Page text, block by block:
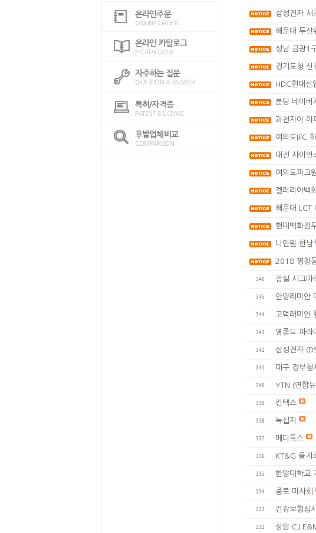
온라인주문
ONLINE ORDER
온라인 카탈로그
E-CATALOGUE
자주하는 질문
QUESTION & ANSWER
특허/자격증
PATENT & LICENSE
후발업체비교
COMPARISON
삼성전자 서
해운대 두산
성남 금광1
경기도청 신
HDC현대산
분당 네이버
과천자이 아
여의도IFC
대전 사이언
여의도파크
겔러리아백
해운대 LCT
현대백화점
나인원 한남
2018 평창
346 잠실 시그마
345 안양래미안
344 고덕래미안
343 영종도 파라
342 삼성전자
341 대구 정부청
340 YTN (연합
339 킨텍스
338 녹십자
337 메디톡스
336 KT&G 을지
335 한양대학교
334 종로 마사회
333 건강보험심
332 상암 CJ